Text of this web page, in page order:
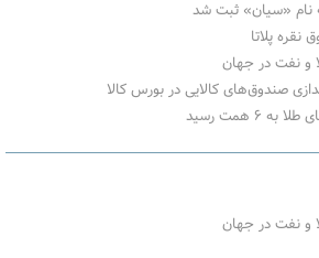
نام «سیان» ثبت شد
نقره پلاتا
و نفت در جهان
صندوق‌های کالایی در بورس کالا
همت رسید
و نفت در جهان